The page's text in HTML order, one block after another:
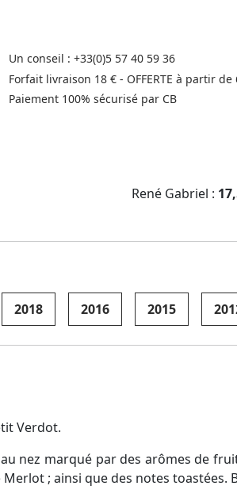
Un conseil : +33(0)5 57 40 59 36
Forfait livraison 18 € - OFFERTE à partir
Paiement 100% sécurisé par CB
René Gabriel :
2018 2016 2015
Verdot.
nez marqué par des arômes de
; ainsi que des notes toastées.